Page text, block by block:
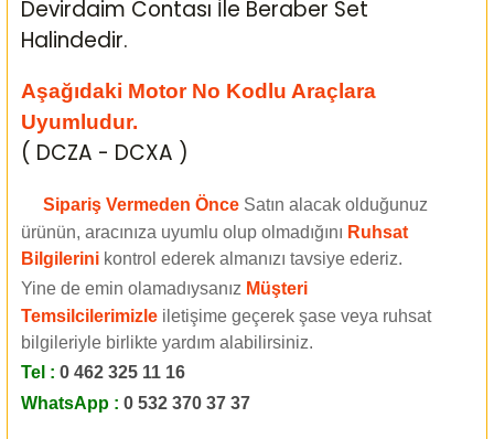
Devirdaim Contası İle Beraber Set
Halindedir.
Aşağıdaki Motor No Kodlu Araçlara
Uyumludur.
( DCZA - DCXA )
Sipariş Vermeden Önce Satın alacak olduğunuz
ürünün, aracınıza uyumlu olup olmadığını Ruhsat
Bilgilerini kontrol ederek almanızı tavsiye ederiz.
Yine de emin olamadıysanız Müşteri
Temsilcilerimizle iletişime geçerek şase veya ruhsat
bilgileriyle birlikte yardım alabilirsiniz.
Tel : 0 462 325 11 16
WhatsApp : 0 532 370 37 37